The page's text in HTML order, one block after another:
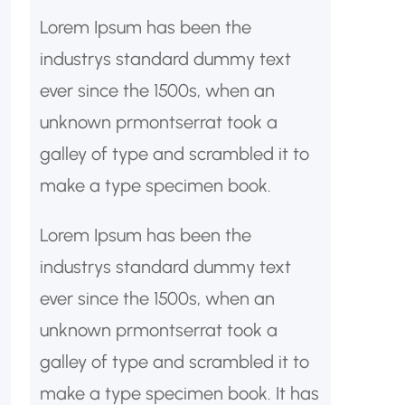
Lorem Ipsum has been the
industrys standard dummy text
ever since the 1500s, when an
unknown prmontserrat took a
galley of type and scrambled it to
make a type specimen book.
Lorem Ipsum has been the
industrys standard dummy text
ever since the 1500s, when an
unknown prmontserrat took a
galley of type and scrambled it to
make a type specimen book. It has